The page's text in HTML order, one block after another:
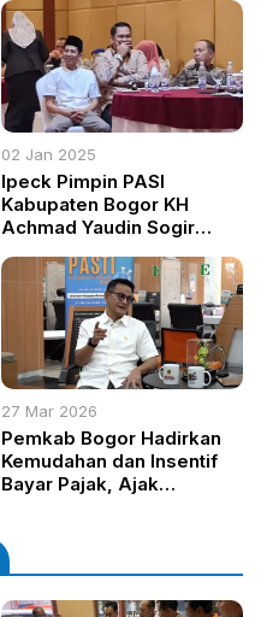
Kotor
02 Jan 2025
Ipeck Pimpin PASI
Kabupaten Bogor KH
Achmad Yaudin Sogir
27 Mar 2026
Pemkab Bogor Hadirkan
Kemudahan dan Insentif
Bayar Pajak, Ajak